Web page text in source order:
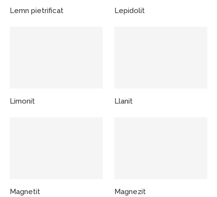
Lemn pietrificat Lepidolit
Limonit Llanit
Magnetit Magnezit